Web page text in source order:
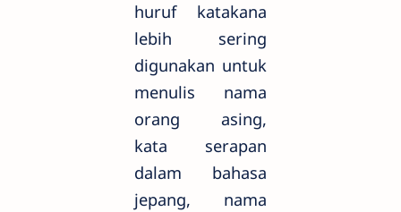
huruf katakana
lebih sering
digunakan untuk
menulis nama
orang asing,
kata serapan
dalam bahasa
jepang, nama